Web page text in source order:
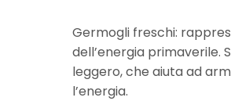
Germogli freschi:
dell’energia primaverile.
leggero, che aiuta ad
l’energia.